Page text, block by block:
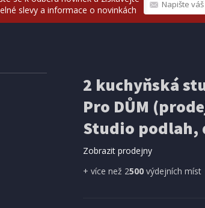
Přidat do košíku
METEOSTANICE
ECG MS 300 White
slevy a informace o novinkách
2 kuchyňská
Pro DŮM
Studio podlah,
Zobrazit prodejny
+ více než 2500výdejních míst